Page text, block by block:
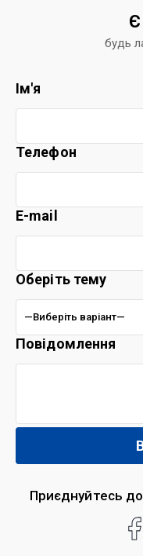
Є
будь
Приєднуйтесь
Ім'я
Телефон
E-mail
Оберіть тему
Повідомлення